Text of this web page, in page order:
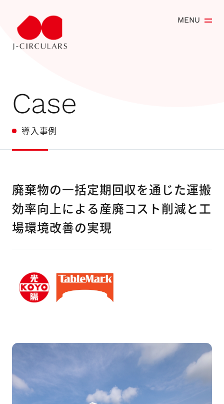
MENU
導入事例
廃棄物の一括定期回収を通じた運搬
効率向上による産廃コスト削減と工
場環境改善の実現